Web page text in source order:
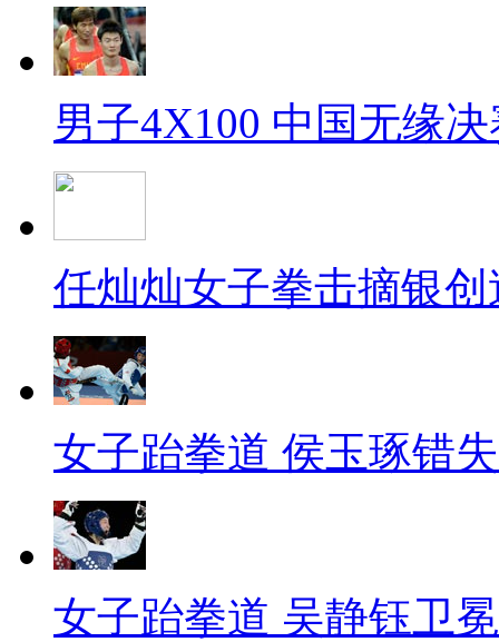
男子4X100 中国无缘
任灿灿女子拳击摘银
女子跆拳道 侯玉琢错
女子跆拳道 吴静钰卫冕